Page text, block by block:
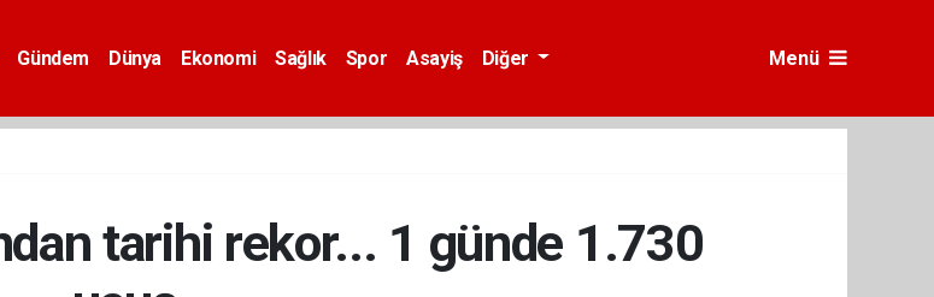
Gündem Dünya Ekonomi Sağlık Spor Asayiş Diğer Menü
tarihi rekor... 1 günde 1.730